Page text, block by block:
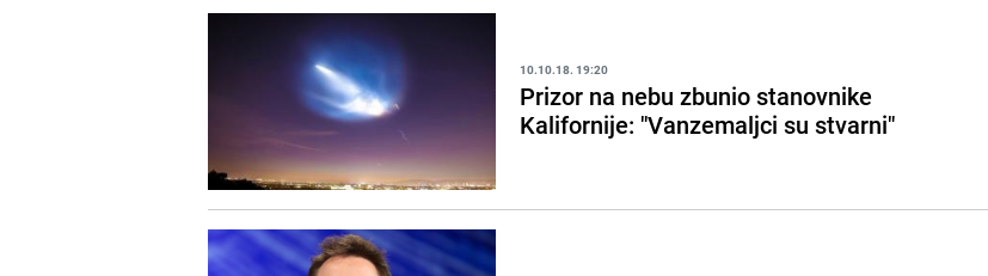
10.10.18. 19:20
Prizor na nebu zbunio stanovnike
Kalifornije: "Vanzemaljci su stvarni"